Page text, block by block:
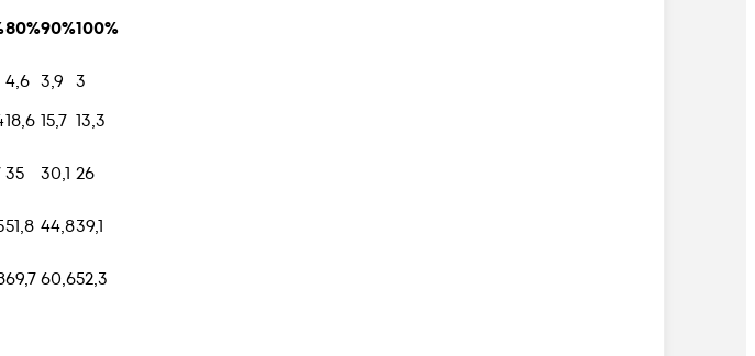
80%90%100%
4,6 3,9 3
18,6 15,7 13,3
35 30,1 26
51,8 44,839,1
69,760,652,3